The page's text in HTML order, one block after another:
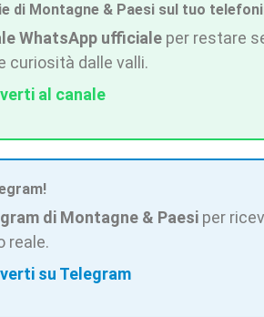
di Montagne & Paesi sul tuo
WhatsApp ufficiale per restare
curiosità dalle valli.
al canale
di Montagne & Paesi per
reale.
su Telegram